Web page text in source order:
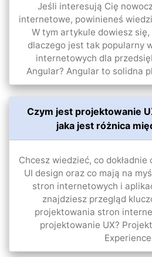
Jeśli interesują Cię
internetowe, powinieneś
W tym artykule dowiesz
dlaczego jest tak popularny
internetowych dla
Angular? Angular to solidna
Czym jest projektowanie
jaka jest różnica
Chcesz wiedzieć, co
UI design oraz co mają na
stron internetowych i
znajdziesz przegląd
projektowania stron
projektowanie UX?